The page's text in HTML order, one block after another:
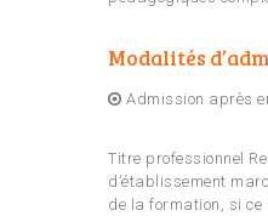
Modalités
Admission après
Titre professionnel
d’établissement
de la formation, si